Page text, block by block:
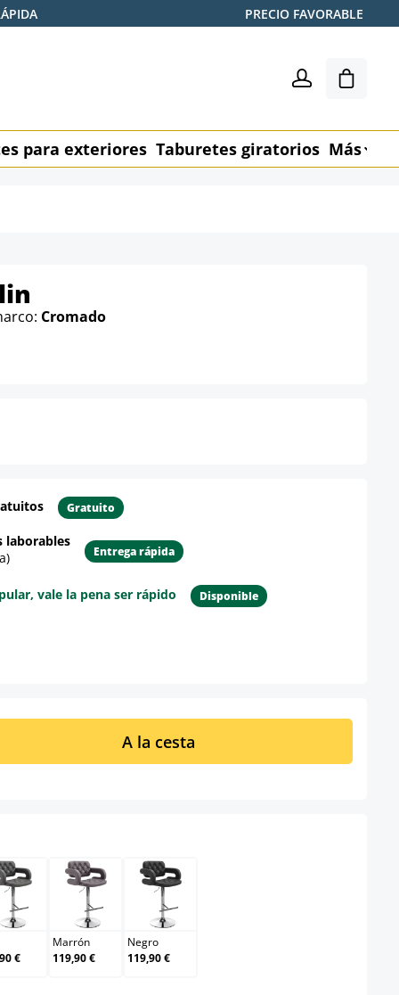
PRECIO FAVORABLE
El
para exteriores Taburetes giratorios Más
Cromado
Gratuito
laborables
Entrega rápida
vale la pena ser rápido Disponible
el producto
introduce la cantidad deseada o
A la cesta
Gris
€
Marrón
Marrón
119,90 €
Negro
Negro
119,90 €